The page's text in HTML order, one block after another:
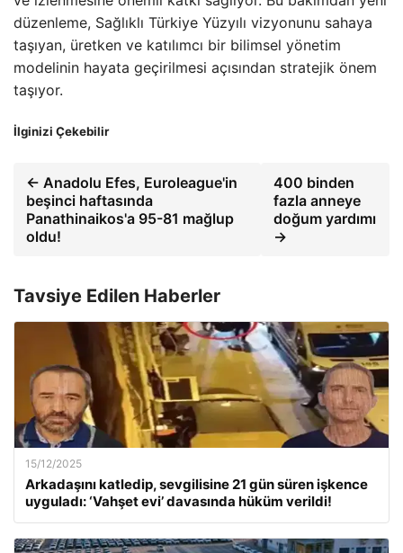
düzenleme, Sağlıklı Türkiye Yüzyılı vizyonunu sahaya
taşıyan, üretken ve katılımcı bir bilimsel yönetim
modelinin hayata geçirilmesi açısından stratejik önem
taşıyor.
İlginizi Çekebilir
← Anadolu Efes, Euroleague'in
beşinci haftasında
Panathinaikos'a 95-81 mağlup
oldu!
400 binden
fazla anneye
doğum yardımı
→
Tavsiye Edilen Haberler
15/12/2025
Arkadaşını katledip, sevgilisine 21 gün süren işkence
uyguladı: ‘Vahşet evi’ davasında hüküm verildi!